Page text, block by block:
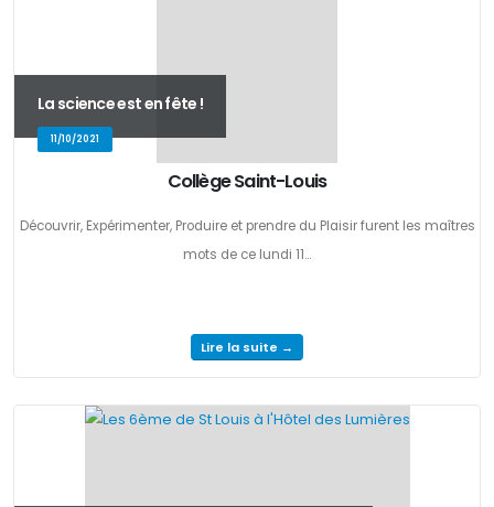
La science est en fête !
11/10/2021
Collège Saint-Louis
Découvrir, Expérimenter, Produire et prendre du Plaisir furent les maîtres
mots de ce lundi 11...
Lire la suite →